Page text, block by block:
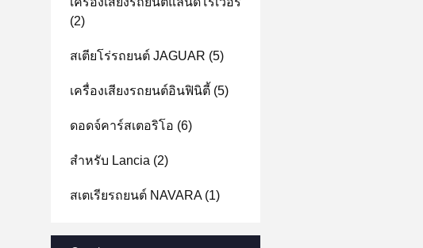
(2)
สเตียโร่รถยนต์ JAGUAR (5)
เครื่องเสียงรถยนต์อินฟินิตี้ (5)
ดอดจ์คาร์สเตอริโอ (6)
สําหรับ Lancia (2)
สเตเรียรถยนต์ NAVARA(1)